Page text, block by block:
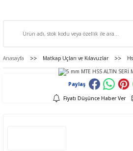
Anasayfa Matkap Uçları ve Kılavuzlar
Paylaş
Fiyatı Düşünce Haber Ver